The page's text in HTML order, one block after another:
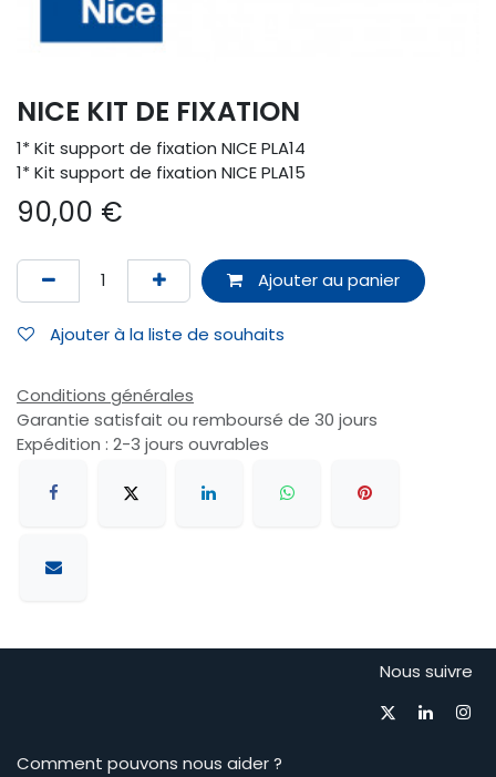
NICE KIT DE FIXATION
1* Kit support de fixation NICE PLA14
1* Kit support de fixation NICE PLA15
90,00 €
Ajouter au panier
Ajouter à la liste de souhaits
Conditions générales
Garantie satisfait ou remboursé de 30 jours
Expédition : 2-3 jours ouvrables
Nous suivre
Comment pouvons nous aider ?